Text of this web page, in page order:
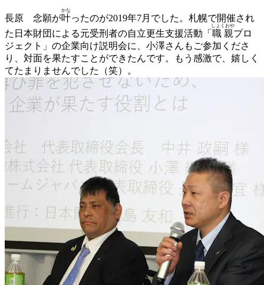
長原 念願が叶
かな
ったのが2019年7月でした。札幌で開催され
た日本財団による元受刑者の自立更生支援活動「 職親
しょくおや
プロ
ジェクト」の企業向け説明会に、小澤さんもご参加くださ
り、対面を果たすことができたんです。もう感激で、嬉しく
てたまりませんでした（笑）。